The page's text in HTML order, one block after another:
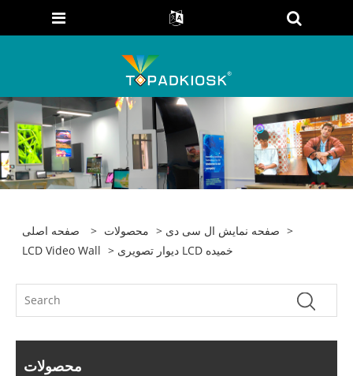
صفحه اصلی > محصولات > صفحه نمایش ال سی دی >
LCD Video Wall
> دیوار تصویری LCD خمیده
محصولات